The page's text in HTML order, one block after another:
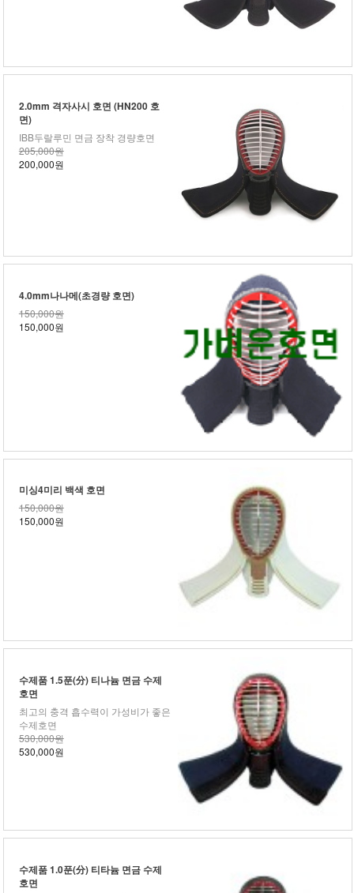
2.0mm 격자사시 호면 (HN200 호
면)
IBB두랄루민 면금 장착 경량호면
205,000원
200,000원
4.0mm나나메(초경량 호면)
150,000원
150,000원
미싱4미리 백색 호면
150,000원
150,000원
수제품 1.5푼(分) 티나늄 면금 수제
호면
최고의 충격 흡수력이 가성비가 좋은
수제호면
530,000원
530,000원
수제품 1.0푼(分) 티타늄 면금 수제
호면